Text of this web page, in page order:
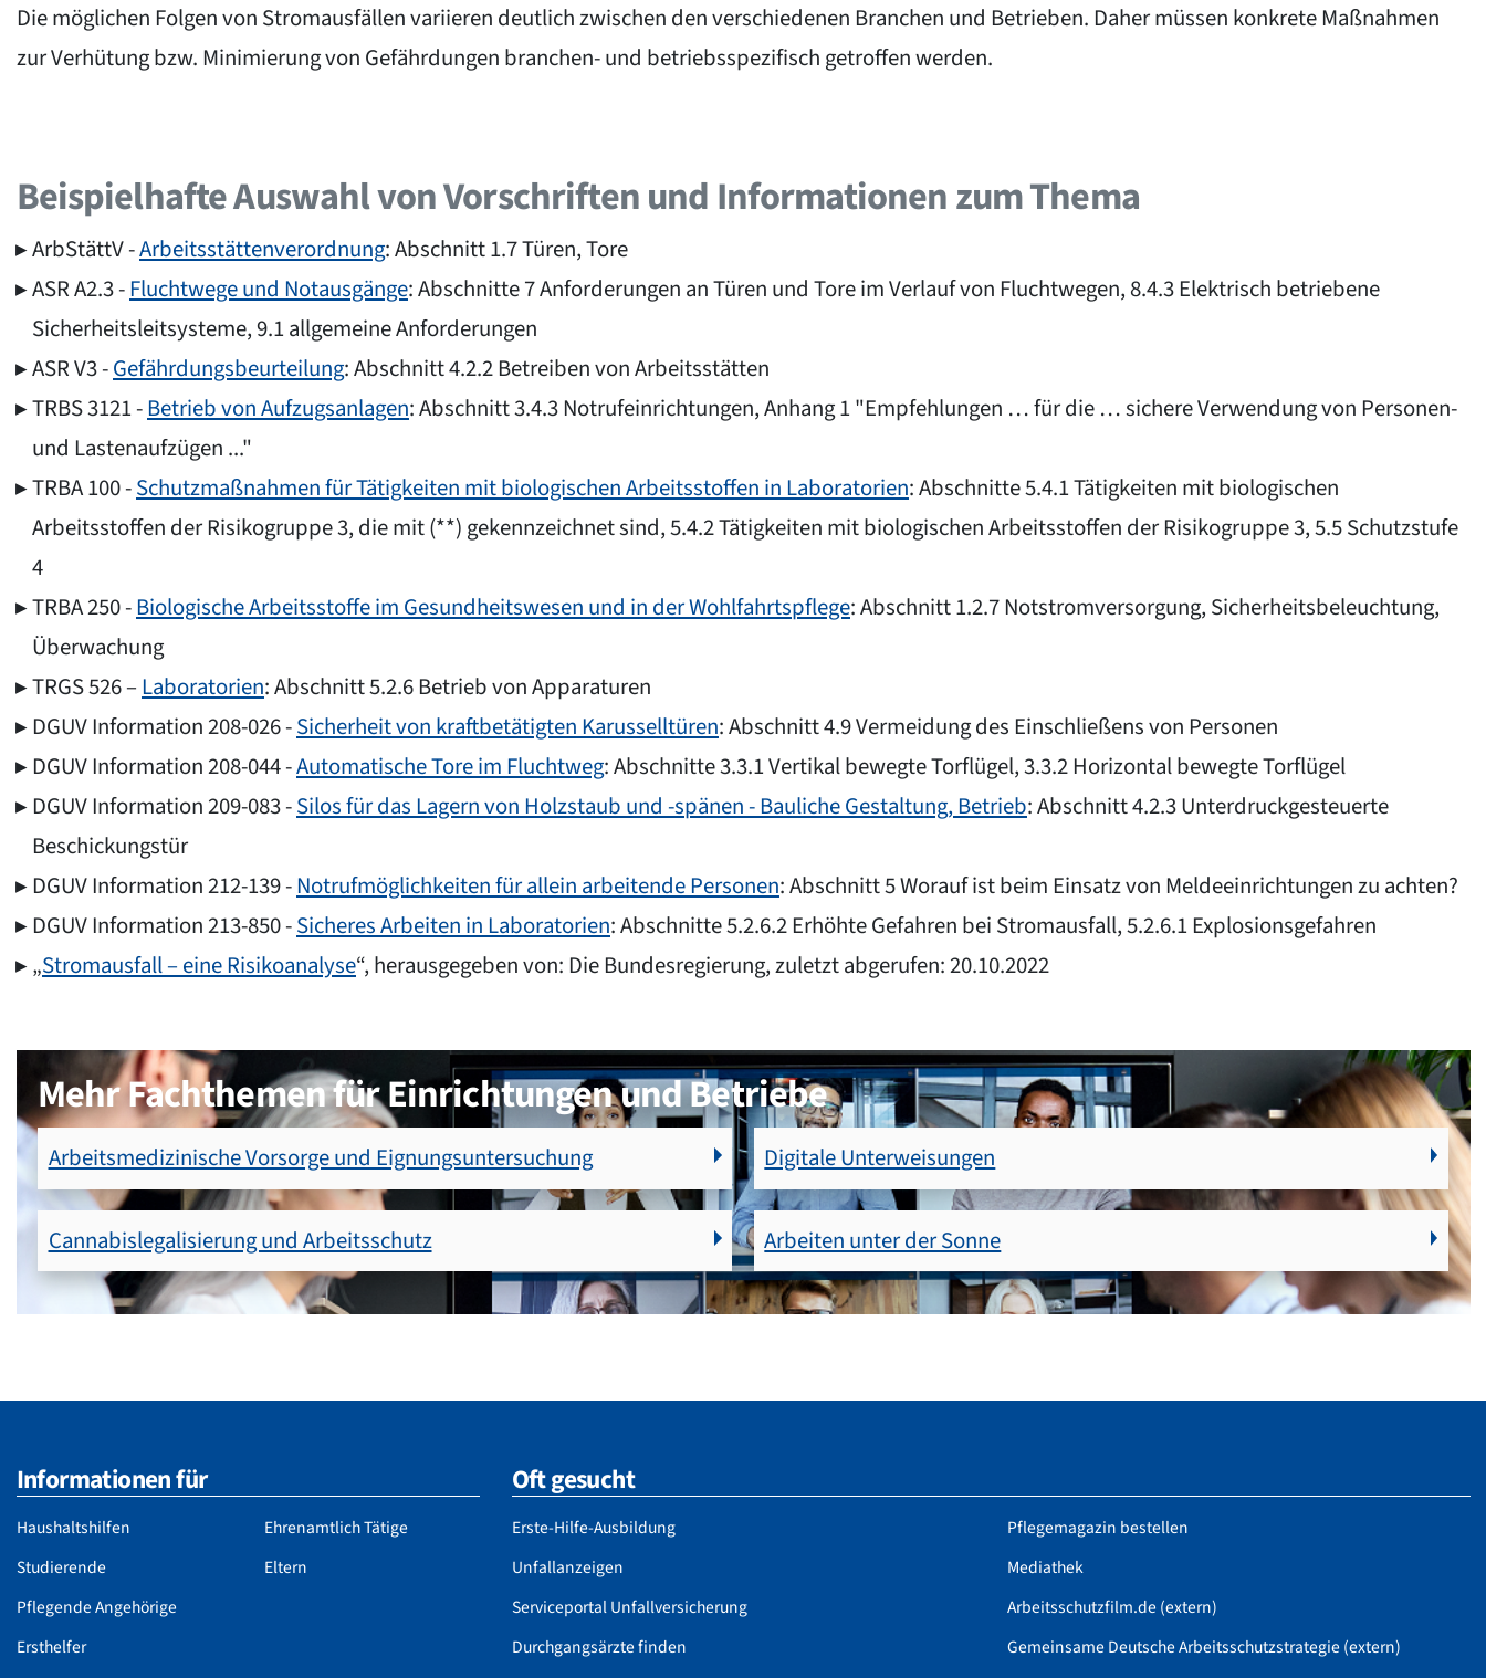
Die möglichen Folgen von Stromausfällen variieren deutlich zwischen den verschiedenen Branchen und Betrieben. Daher müssen konkrete Maßnahmen
zur Verhütung bzw. Minimierung von Gefährdungen branchen- und betriebsspezifisch getroffen werden.
Beispielhafte Auswahl von Vorschriften und Informationen zum Thema
ArbStättV -Arbeitsstättenverordnung: Abschnitt 1.7 Türen, Tore
ASR A2.3 -Fluchtwege und Notausgänge: Abschnitte 7 Anforderungen an Türen und Tore im Verlauf von Fluchtwegen, 8.4.3 Elektrisch betriebene
Sicherheitsleitsysteme, 9.1 allgemeine Anforderungen
ASR V3 -Gefährdungsbeurteilung: Abschnitt 4.2.2 Betreiben von Arbeitsstätten
TRBS 3121 -Betrieb von Aufzugsanlagen: Abschnitt 3.4.3 Notrufeinrichtungen, Anhang 1 "Empfehlungen … für die … sichere Verwendung von Personen-
und Lastenaufzügen ..."
TRBA 100 -Schutzmaßnahmen für Tätigkeiten mit biologischen Arbeitsstoffen in Laboratorien: Abschnitte 5.4.1 Tätigkeiten mit biologischen
Arbeitsstoffen der Risikogruppe 3, die mit (**) gekennzeichnet sind, 5.4.2 Tätigkeiten mit biologischen Arbeitsstoffen der Risikogruppe 3, 5.5 Schutzstufe
4
TRBA 250 -Biologische Arbeitsstoffe im Gesundheitswesen und in der Wohlfahrtspflege: Abschnitt 1.2.7 Notstromversorgung, Sicherheitsbeleuchtung,
Überwachung
TRGS 526 – Laboratorien: Abschnitt 5.2.6 Betrieb von Apparaturen
DGUV Information 208-026 -Sicherheit von kraftbetätigten Karusselltüren: Abschnitt 4.9 Vermeidung des Einschließens von Personen
DGUV Information 208-044 -Automatische Tore im Fluchtweg: Abschnitte 3.3.1 Vertikal bewegte Torflügel, 3.3.2 Horizontal bewegte Torflügel
DGUV Information 209-083 -Silos für das Lagern von Holzstaub und -spänen - Bauliche Gestaltung, Betrieb: Abschnitt 4.2.3 Unterdruckgesteuerte
Beschickungstür
DGUV Information 212-139 -Notrufmöglichkeiten für allein arbeitende Personen: Abschnitt 5 Worauf ist beim Einsatz von Meldeeinrichtungen zu achten?
DGUV Information 213-850 -Sicheres Arbeiten in Laboratorien: Abschnitte 5.2.6.2 Erhöhte Gefahren bei Stromausfall, 5.2.6.1 Explosionsgefahren
„Stromausfall – eine Risikoanalyse“, herausgegeben von: Die Bundesregierung, zuletzt abgerufen: 20.10.2022
Mehr Fachthemen für Einrichtungen und Betriebe
Arbeitsmedizinische Vorsorge und Eignungsuntersuchung Digitale Unterweisungen
Cannabislegalisierung und Arbeitsschutz Arbeiten unter der Sonne
Informationen für
Haushaltshilfen
Studierende
Pflegende Angehörige
Ersthelfer
Ehrenamtlich Tätige
Eltern
Oft gesucht
Erste-Hilfe-Ausbildung
Unfallanzeigen
Serviceportal Unfallversicherung
Durchgangsärzte finden
Pflegemagazin bestellen
Mediathek
Arbeitsschutzfilm.de (extern)
Gemeinsame Deutsche Arbeitsschutzstrategie (extern)